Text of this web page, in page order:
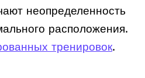
неопределенность
расположения.
тренировок.